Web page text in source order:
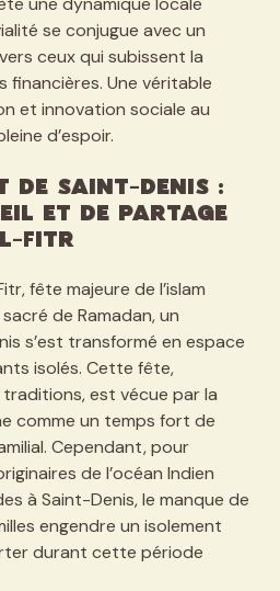
se conjugue avec un
ceux qui subissent la
Une véritable
et innovation sociale au
d’espoir.
Saint-Denis :
et de partage
Fitr
fête majeure de l’islam
de Ramadan, un
s’est transformé en espace
isolés. Cette fête,
est vécue par la
comme un temps fort de
Cependant, pour
de l’océan Indien
à Saint-Denis, le manque de
engendre un isolement
durant cette période